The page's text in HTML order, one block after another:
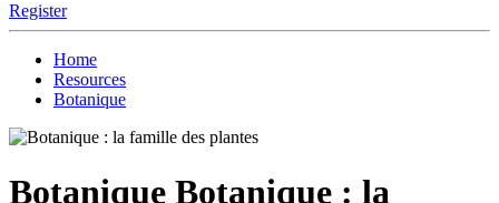
Register
Home
Resources
Botanique
Botanique Botanique : la